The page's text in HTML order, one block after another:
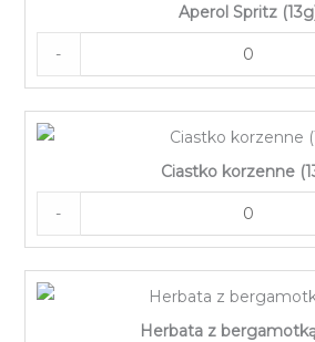
Aperol Spritz
-
Ciastko korzenne
-
Herbata z